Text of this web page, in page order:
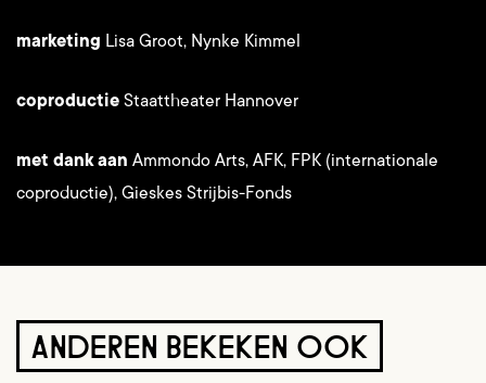
marketing Lisa Groot, Nynke Kimmel
coproductie Staattheater Hannover
met dank aan Ammondo Arts, AFK, FPK (internationale
coproductie), Gieskes Strijbis-Fonds
ANDEREN BEKEKEN OOK